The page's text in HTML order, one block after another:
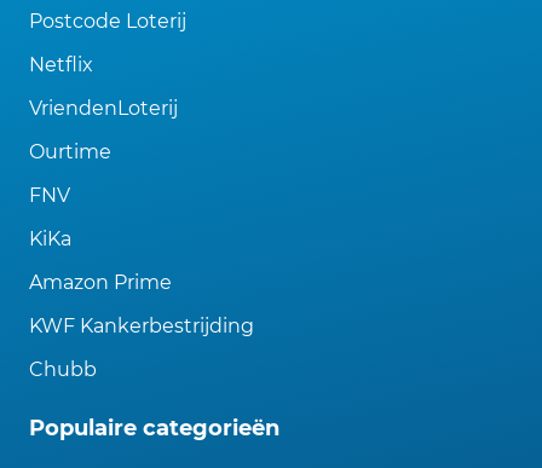
Postcode Loterij
Netflix
VriendenLoterij
Ourtime
FNV
KiKa
Amazon Prime
KWF Kankerbestrijding
Chubb
Populaire categorieën